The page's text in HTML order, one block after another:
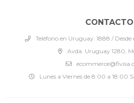
CONTACTO
Teléfono en Uruguay: 1888 /
Avda. Uruguay 1280,
Lunes a Viernes de 8:00 a 18:00